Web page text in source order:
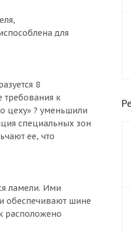
для
8
требования к
цеху» ? уменьшили
специальных зон
ее, что
ламели. Ими
обеспечивают шине
расположено